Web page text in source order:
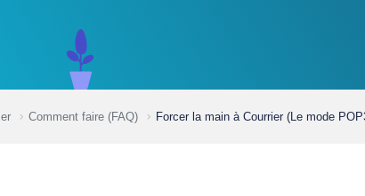
Comment faire (FAQ) Forcer la main à Courrier (Le mode